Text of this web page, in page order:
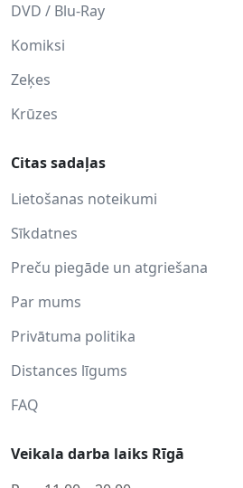
DVD / Blu-Ray
Komiksi
Zeķes
Krūzes
Citas sadaļas
Lietošanas noteikumi
Sīkdatnes
Preču piegāde un atgriešana
Par mums
Privātuma politika
Distances līgums
FAQ
Veikala darba laiks Rīgā